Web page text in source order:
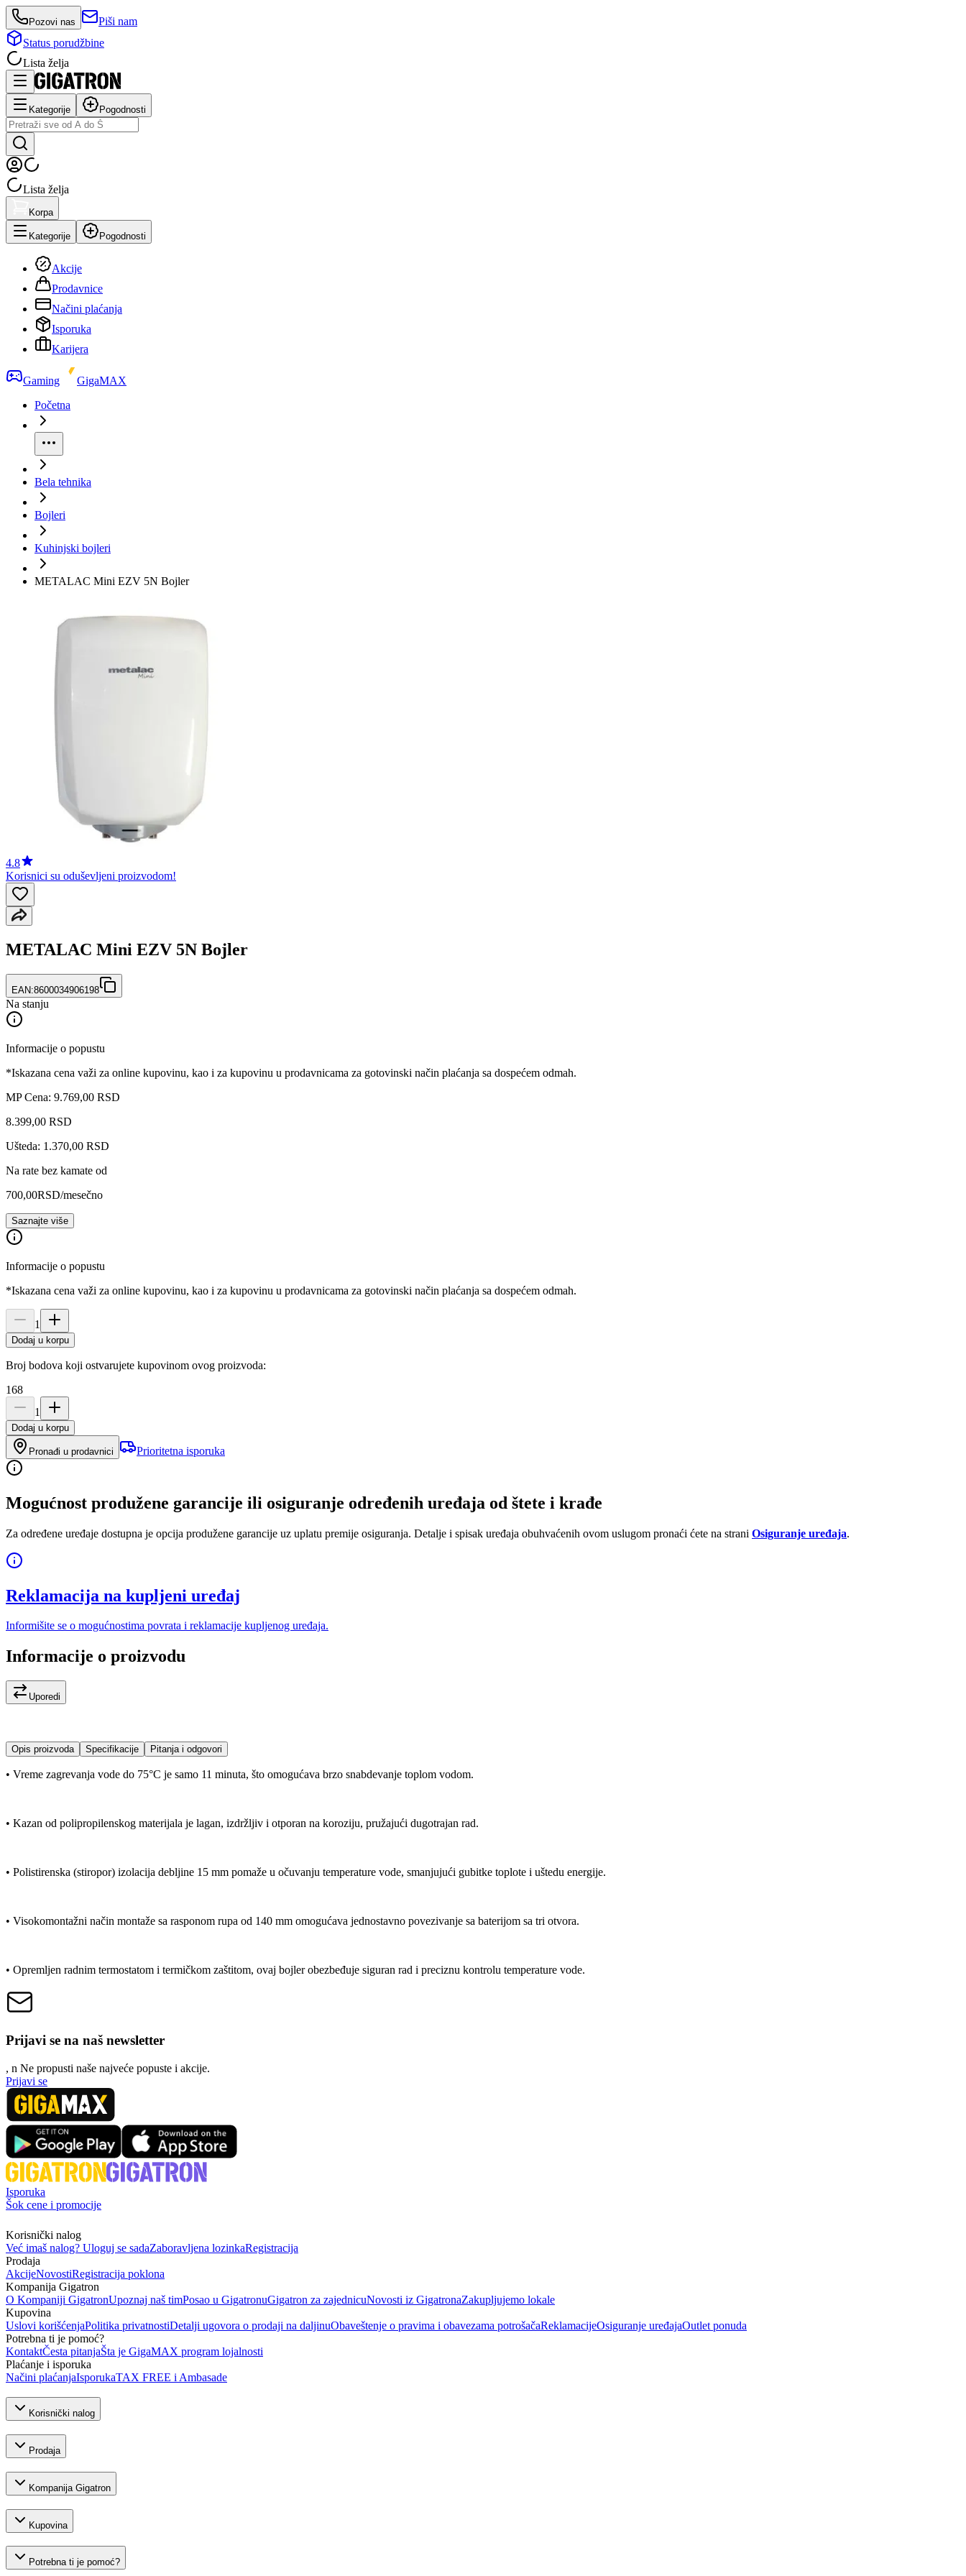
Pozovi nas
Piši nam
Status porudžbine
Lista želja
Kategorije Pogodnosti
Lista želja
Korpa
Kategorije Pogodnosti
Akcije
Prodavnice
Načini plaćanja
Isporuka
Karijera
Gaming
GigaMAX
Početna
Bela tehnika
Bojleri
Kuhinjski bojleri
METALAC Mini EZV 5N Bojler
4.8
Korisnici su oduševljeni proizvodom!
METALAC Mini EZV 5N Bojler
EAN:8600034906198
Na stanju
Informacije o popustu
*Iskazana cena važi za online kupovinu, kao i za kupovinu u prodavnicama za gotovinski način plaćanja sa dospećem odmah.
MP Cena: 9.769,00 RSD
8.399,00 RSD
Ušteda: 1.370,00 RSD
Na rate bez kamate od
700,00RSD/mesečno
Saznajte više
Informacije o popustu
*Iskazana cena važi za online kupovinu, kao i za kupovinu u prodavnicama za gotovinski način plaćanja sa dospećem odmah.
1
Dodaj u korpu
Broj bodova koji ostvarujete kupovinom ovog proizvoda:
168
1
Dodaj u korpu
Pronađi u prodavnici Prioritetna isporuka
Mogućnost produžene garancije ili osiguranje određenih uređaja od štete i krađe
Za određene uređaje dostupna je opcija produžene garancije uz uplatu premije osiguranja. Detalje i spisak uređaja obuhvaćenih ovom uslugom pronaći ćete na strani Osiguranje uređaja.
Reklamacija na kupljeni uređaj
Informišite se o mogućnostima povrata i reklamacije kupljenog uređaja.
Informacije o proizvodu
Uporedi
Opis proizvoda Specifikacije Pitanja i odgovori
• Vreme zagrevanja vode do 75°C je samo 11 minuta, što omogućava brzo snabdevanje toplom vodom.
• Kazan od polipropilenskog materijala je lagan, izdržljiv i otporan na koroziju, pružajući dugotrajan rad.
• Polistirenska (stiropor) izolacija debljine 15 mm pomaže u očuvanju temperature vode, smanjujući gubitke toplote i uštedu energije.
• Visokomontažni način montaže sa rasponom rupa od 140 mm omogućava jednostavno povezivanje sa baterijom sa tri otvora.
• Opremljen radnim termostatom i termičkom zaštitom, ovaj bojler obezbeđuje siguran rad i preciznu kontrolu temperature vode.
Prijavi se na naš newsletter
, n Ne propusti naše najveće popuste i akcije.
Prijavi se
Isporuka
Šok cene i promocije
Korisnički nalog
Već imaš nalog? Uloguj se sadaZaboravljena lozinkaRegistracija
Prodaja
AkcijeNovostiRegistracija poklona
Kompanija Gigatron
O Kompaniji GigatronUpoznaj naš timPosao u GigatronuGigatron za zajednicuNovosti iz GigatronaZakupljujemo lokale
Kupovina
Uslovi korišćenjaPolitika privatnostiDetalji ugovora o prodaji na daljinuObaveštenje o pravima i obavezama potrošačaReklamacijeOsiguranje uređajaOutlet ponuda
Potrebna ti je pomoć?
KontaktČesta pitanjaŠta je GigaMAX program lojalnosti
Plaćanje i isporuka
Načini plaćanjaIsporukaTAX FREE i Ambasade
Korisnički nalog
Prodaja
Kompanija Gigatron
Kupovina
Potrebna ti je pomoć?